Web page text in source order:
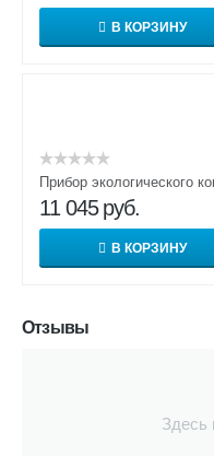
В КОРЗИНУ
Прибор экологического
11 045 руб.
В КОРЗИНУ
Отзывы
Здесь